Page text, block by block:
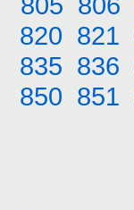
820 821
835 836
850 851